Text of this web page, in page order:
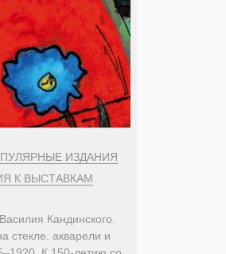
ИЗДАНИЯ
К ВЫСТАВКАМ
Кандинского.
стекле, акварели и